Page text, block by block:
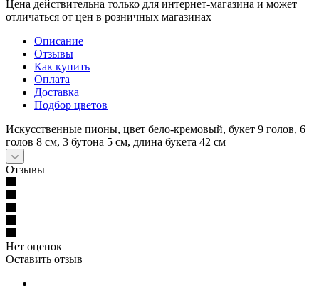
Цена действительна только для интернет-магазина и может
отличаться от цен в розничных магазинах
Описание
Отзывы
Как купить
Оплата
Доставка
Подбор цветов
Искусственные пионы, цвет бело-кремовый, букет 9 голов, 6
голов 8 см, 3 бутона 5 см, длина букета 42 см
Отзывы
Нет оценок
Оставить отзыв